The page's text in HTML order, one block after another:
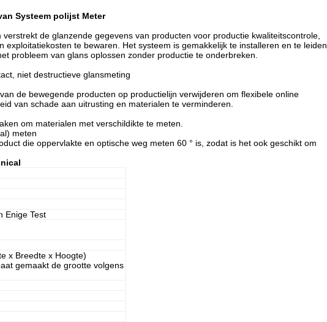
Systeem polijst Meter
de glanzende gegevens van producten voor productie kwaliteitscontrole,
te bewaren. Het systeem is gemakkelijk te installeren en te leiden,
probleem van glans oplossen zonder productie te onderbreken.
niet destructieve glansmeting
de bewegende producten op productielijn verwijderen om flexibele online
van schade aan uitrusting en materialen te verminderen.
om materialen met verschildikte te meten.
meten
die oppervlakte en optische weg meten 60 ° is, zodat is het ook geschikt om
Enige Test
x Breedte x Hoogte)
gemaakt de grootte volgens